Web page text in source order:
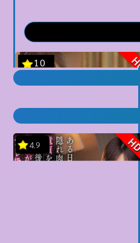
4.9